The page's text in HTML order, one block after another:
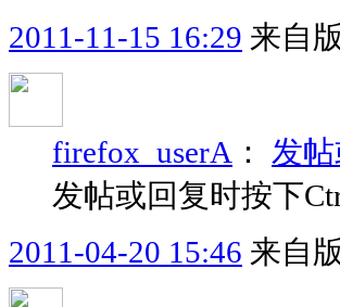
2011-11-15 16:29 来自
firefox_userA ： 发
发帖或回复时按下
2011-04-20 15:46 来自